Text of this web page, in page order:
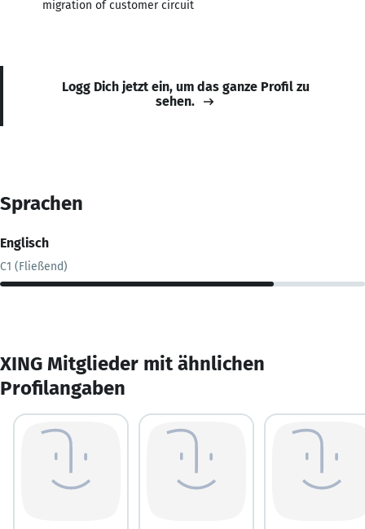
migration of customer circuit
Logg Dich jetzt ein, um das ganze Profil zu
sehen.
Sprachen
Englisch
C1 (Fließend)
XING Mitglieder mit ähnlichen
Profilangaben